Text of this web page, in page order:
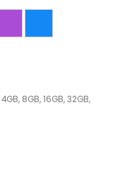
8GB, 16GB, 32GB,